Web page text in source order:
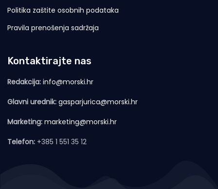
Politika zaštite osobnih podataka
Pravila prenošenja sadržaja
Kontaktirajte nas
Redakcija: info@morski.hr
Glavni urednik: gasparjurica@morski.hr
Marketing: marketing@morski.hr
Telefon: +385 1 551 35 12